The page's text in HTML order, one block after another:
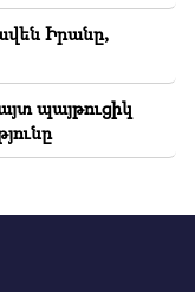
Իրանը,
պայթուցիկ